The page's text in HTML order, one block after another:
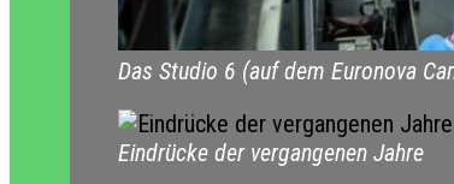
Das Studio 6 (auf dem Euronova
Eindrücke der vergangenen Jahre